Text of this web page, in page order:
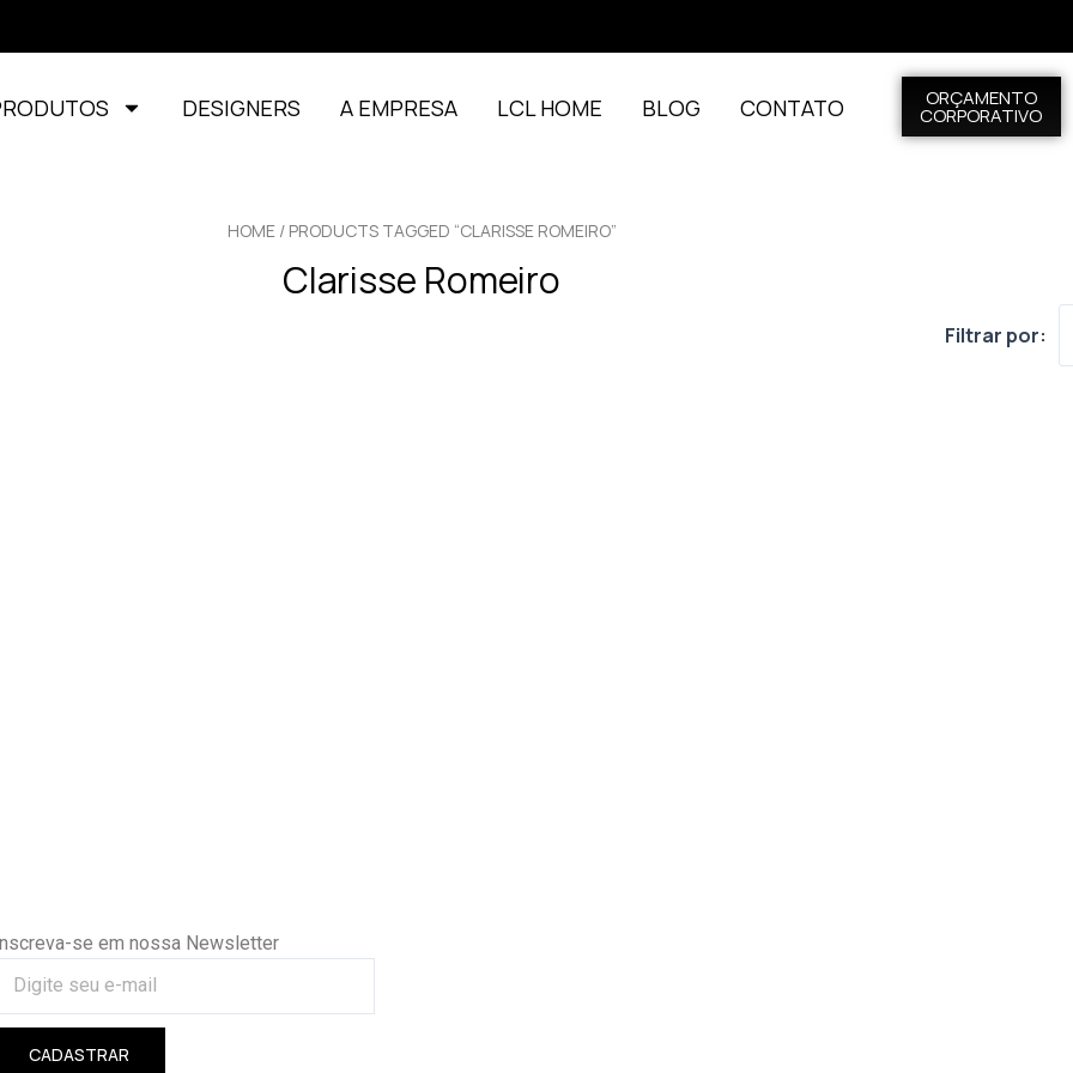
DESIGNERS A EMPRESA LCL HOME BLOG CONTATO ORÇAMENTO
CORPORATIVO
HOME/ PRODUCTS TAGGED “CLARISSE ROMEIRO”
Clarisse Romeiro
Filtrar por:
se em nossa Newsletter
CADASTRAR